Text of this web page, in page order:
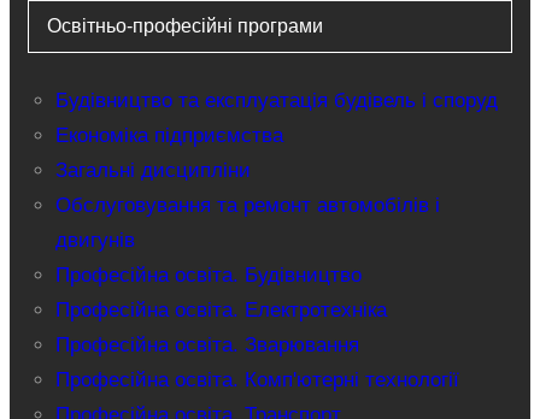
Освітньо-професійні програми
Будівництво та експлуатація будівель і споруд
Економіка підприємства
Загальні дисципліни
Обслуговування та ремонт автомобілів і
двигунів
Професійна освіта. Будівництво
Професійна освіта. Електротехніка
Професійна освіта. Зварювання
Професійна освіта. Комп'ютерні технології